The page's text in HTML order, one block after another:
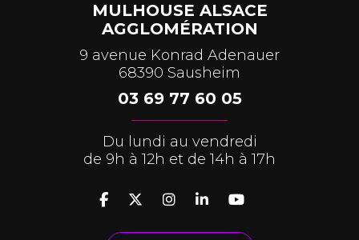
MULHOUSE ALSACE
AGGLOMÉRATION
9 avenue Konrad Adenauer
68390 Sausheim
03 69 77 60 05
Du lundi au vendredi
de 9h à 12h et de 14h à 17h